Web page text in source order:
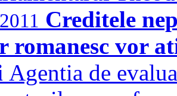
Creditele
romanesc vor
Agentia de